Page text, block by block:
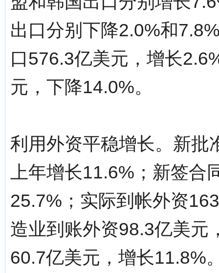
出口分别下降2.0%和
口576.3亿美元，增长
元，下降14.0%。
利用外资平稳增长。新批
上年增长11.6%；新签
25.7%；实际到帐外资
造业到账外资98.3亿美元
60.7亿美元，增长11.8%